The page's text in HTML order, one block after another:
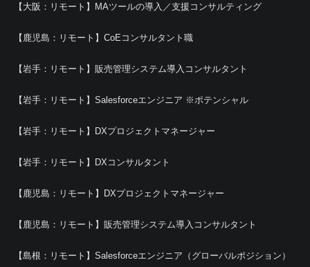
【大阪：リモート】MAツールの導入／支援コンサルティング
【鹿児島：リモート】CoEコンサルタント職
【岩手：リモート】販売管理システム導入コンサルタント
【岩手：リモート】Salesforceエンジニア ※ポテンシャル
【岩手：リモート】DXプロジェクトマネージャー
【岩手：リモート】DXコンサルタント
【鹿児島：リモート】DXプロジェクトマネージャー
【鹿児島：リモート】販売管理システム導入コンサルタント
【島根：リモート】Salesforceエンジニア（グローバルポジション）